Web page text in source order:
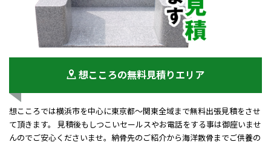
想こころの無料見積りエリア
想こころでは横浜市を中心に東京都～関東全域まで無料出張見積をさせ
て頂きます。 見積後もしつこいセールスやお電話をする事は御座いませ
んのでご安心くださいませ。納骨先のご紹介から海洋散骨までご供養の